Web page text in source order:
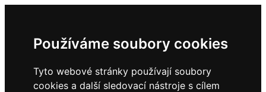
Používáme soubory cookies
Tyto webové stránky používají soubory
cookies a další sledovací nástroje s cílem